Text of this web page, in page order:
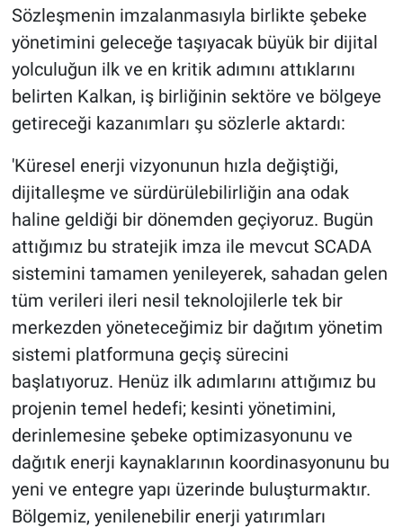
Sözleşmenin imzalanmasıyla birlikte şebeke
yönetimini geleceğe taşıyacak büyük bir dijital
yolculuğun ilk ve en kritik adımını attıklarını
belirten Kalkan, iş birliğinin sektöre ve bölgeye
getireceği kazanımları şu sözlerle aktardı:
'Küresel enerji vizyonunun hızla değiştiği,
dijitalleşme ve sürdürülebilirliğin ana odak
haline geldiği bir dönemden geçiyoruz. Bugün
attığımız bu stratejik imza ile mevcut SCADA
sistemini tamamen yenileyerek, sahadan gelen
tüm verileri ileri nesil teknolojilerle tek bir
merkezden yöneteceğimiz bir dağıtım yönetim
sistemi platformuna geçiş sürecini
başlatıyoruz. Henüz ilk adımlarını attığımız bu
projenin temel hedefi; kesinti yönetimini,
derinlemesine şebeke optimizasyonunu ve
dağıtık enerji kaynaklarının koordinasyonunu bu
yeni ve entegre yapı üzerinde buluşturmaktır.
Bölgemiz, yenilenebilir enerji yatırımları